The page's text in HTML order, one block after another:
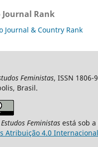
Journal Rank
Feministas, ISSN 1806-
Brasil.
Feministasestá sob a
Atribuição 4.0 Internacional